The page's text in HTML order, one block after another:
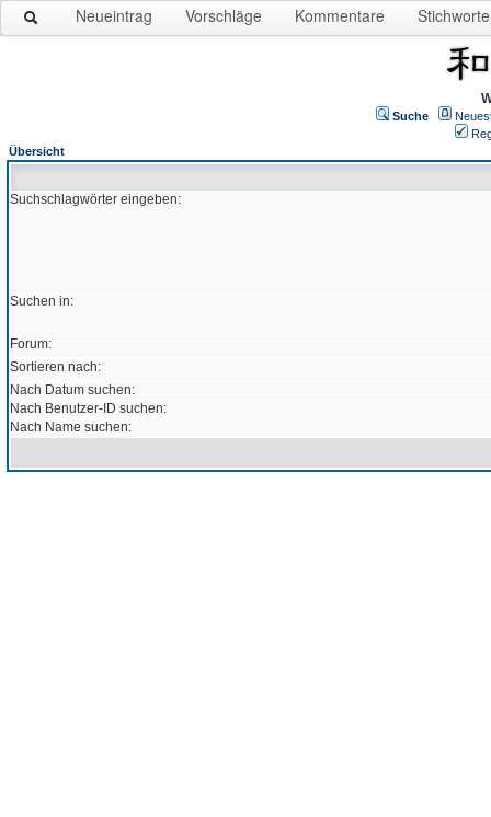
Neueintrag Vorschläge Kommentare Stichworte
Suche
Übersicht
Suchschlagwörter eingeben:
Suchen in:
Forum:
Sortieren nach:
Nach Datum suchen:
Nach Benutzer-ID suchen:
Nach Name suchen: